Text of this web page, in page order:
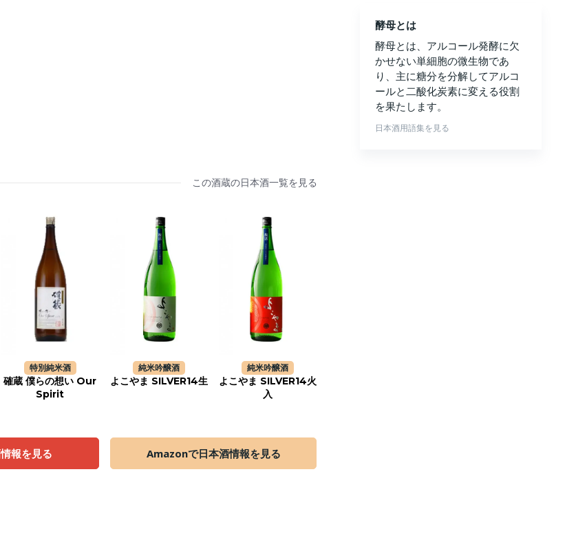
この酒蔵の日本酒一覧を見る
特別純米酒
確蔵 僕らの想い Our
Spirit
純米吟醸酒
よこやま SILVER14生
純米吟醸酒
よこやま SILVER14火
入
報を見る Amazonで日本酒情報を見る
酵母とは
酵母とは、アルコール発酵に欠
かせない単細胞の微生物であ
り、主に糖分を分解してアルコ
ールと二酸化炭素に変える役割
を果たします。
日本酒用語集を見る